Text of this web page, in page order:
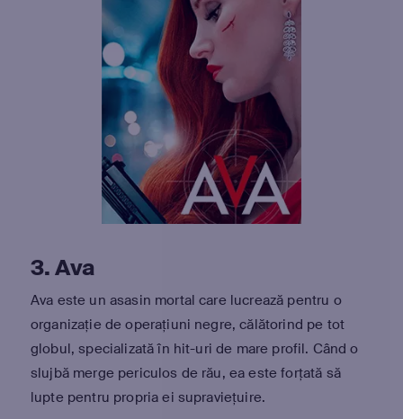
3. Ava
Ava este un asasin mortal care lucrează pentru o
organizație de operațiuni negre, călătorind pe tot
globul, specializată în hit-uri de mare profil. Când o
slujbă merge periculos de rău, ea este forțată să
lupte pentru propria ei supraviețuire.